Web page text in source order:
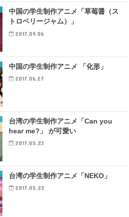
中国の学生制作アニメ「草莓醤（ス
トロベリージャム）」
2017.09.06
中国の学生制作アニメ 「化形」
2017.06.27
台湾の学生制作アニメ「Can you
hear me?」 が可愛い
2017.05.23
台湾の学生制作アニメ「NEKO」
2017.05.22